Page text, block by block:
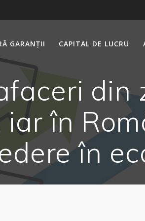
GARANȚII CAPITAL DE LUCRU
din
în
în